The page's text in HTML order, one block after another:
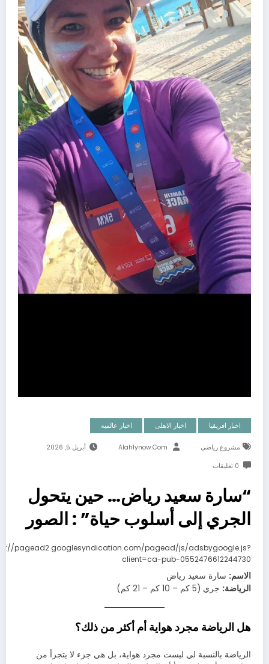
اخبار افريقيا اخبار الاهلى اخبار عالميه
مشروع رياضي Alahlynow.com أبريل 5, 2026
0 تعليقات
“سارة سعيد رياض… حين يتحول
الجري إلى أسلوب حياة” : الصور
pagead2.googlesyndication.com/pagead/js/adsbygoogle.js?
client=ca-pub-0552476612244730
الاسم: سارة سعيد رياض
الرياضة: جري (5 كم – 10 كم – 21 كم)
هل الرياضة مجرد هواية أم أكثر من ذلك؟
الرياضة بالنسبة لي ليست مجرد هواية، بل هي جزء لا يتجزأ من